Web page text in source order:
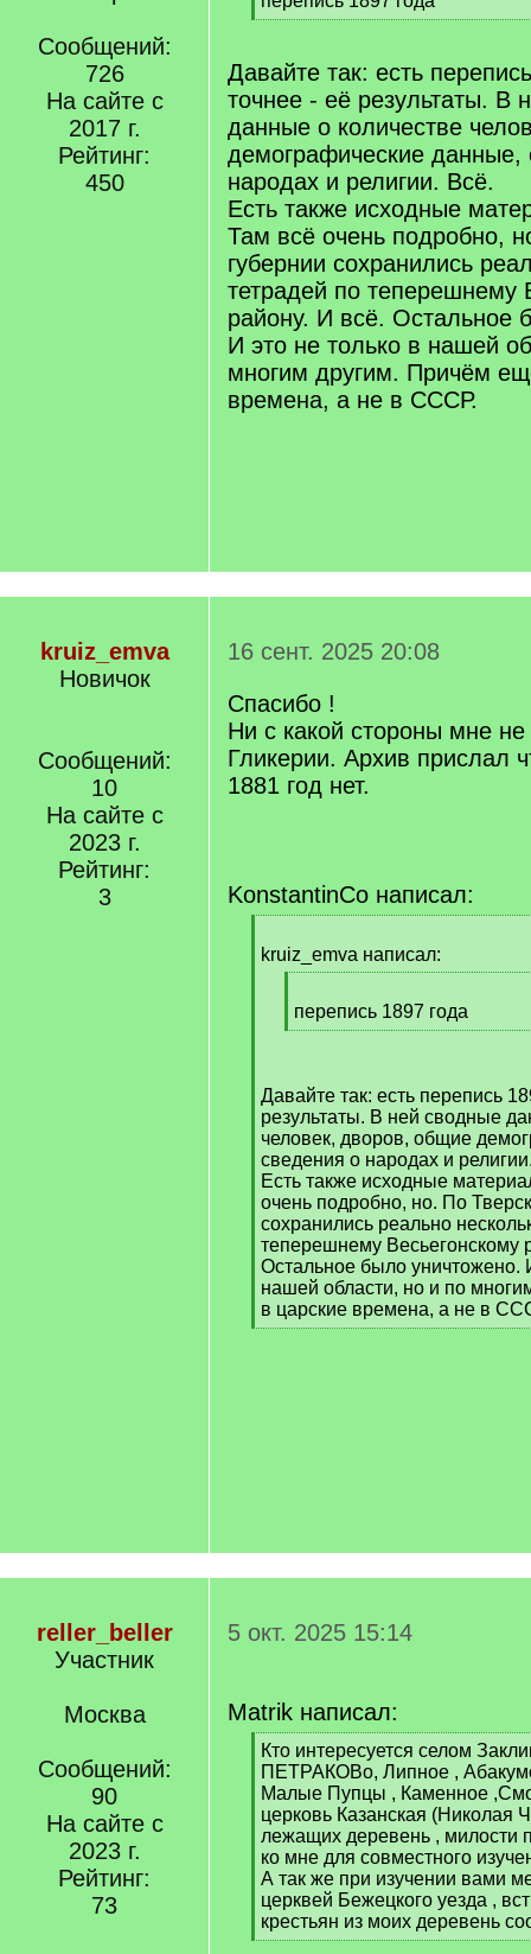
Сообщений:
726
На сайте с
2017 г.
Рейтинг:
450
q
[
q
]
Давайте так: есть
точнее - её результаты. В
данные о количестве
демографические данные,
народах и религии. Всё.
Есть также исходные
Там всё очень подробно,
губернии сохранились
тетрадей по теперешнему
району. И всё. Остальное
И это не только в нашей
многим другим. Причём
времена, а не в СССР.
kruiz_emva
Новичок
Сообщений:
10
На сайте с
2023 г.
Рейтинг:
3
16 сент. 2025 20:08
Спасибо !
Ни с какой стороны мне не
Гликерии. Архив прислал
1881 год нет.
KonstantinCo написал:
q
kruiz_emva написал:
q
]
перепись 1897 года
[
]
Давайте так: есть перепись
результаты. В ней сводные
человек, дворов, общие
сведения о народах и
Есть также исходные
очень подробно, но. По
сохранились реально
теперешнему Весьегонскому
Остальное было уничтожено.
нашей области, но и по
в царские времена, а не в
[
reller_beller
Участник
Москва
Сообщений:
90
На сайте с
2023 г.
Рейтинг:
73
5 окт. 2025 15:14
Matrik написал:
[
q
]
Кто интересуется селом
ПЕТРАКОВо, Липное ,
Малые Пупцы , Каменное
церковь Казанская (Николая
лежащих деревень , милости
ко мне для совместного
А так же при изучении вами
церквей Бежецкого уезда ,
крестьян из моих деревень
[